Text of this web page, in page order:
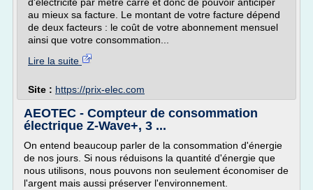
au mieux sa facture. Le montant de votre facture dépend
de deux facteurs : le coût de votre abonnement mensuel
ainsi que votre consommation...
Lire la suite
Site : https://prix-elec.com
AEOTEC - Compteur de consommation
électrique Z-Wave+, 3 ...
On entend beaucoup parler de la consommation d'énergie
de nos jours. Si nous réduisons la quantité d'énergie que
nous utilisons, nous pouvons non seulement économiser de
l'argent mais aussi préserver l'environnement.